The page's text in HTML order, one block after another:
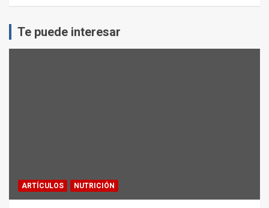
Te puede interesar
ARTÍCULOS NUTRICIÓN